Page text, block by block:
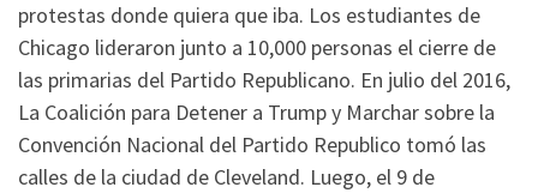
protestas donde quiera que iba. Los estudiantes de
Chicago lideraron junto a 10,000 personas el cierre de
las primarias del Partido Republicano. En julio del 2016,
La Coalición para Detener a Trump y Marchar sobre la
Convención Nacional del Partido Republico tomó las
calles de la ciudad de Cleveland. Luego, el 9 de